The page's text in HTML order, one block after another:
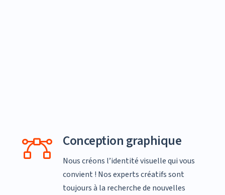
Conception graphique
Nous créons l’identité visuelle qui vous
convient ! Nos experts créatifs sont
toujours à la recherche de nouvelles